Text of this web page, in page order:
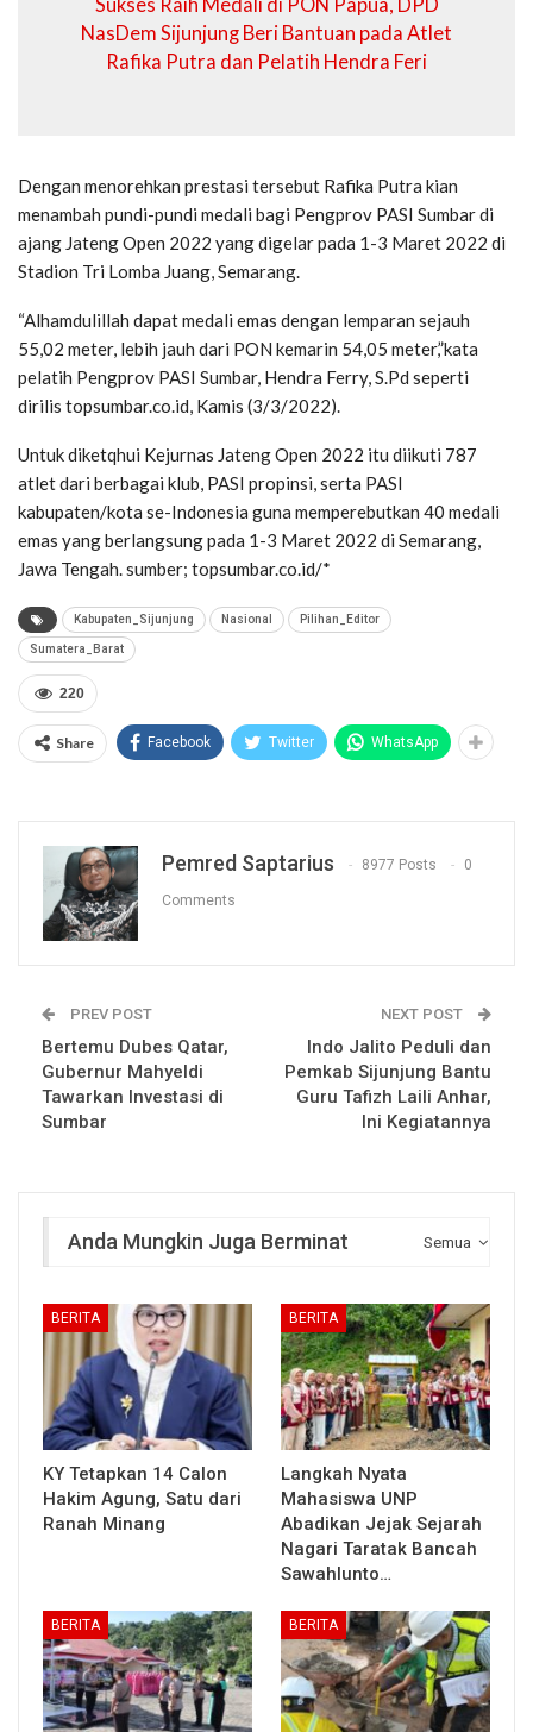
NasDem Sijunjung Beri Bantuan pada Atlet
Rafika Putra dan Pelatih Hendra Feri
Dengan menorehkan prestasi tersebut Rafika Putra kian
menambah pundi-pundi medali bagi Pengprov PASI Sumbar di
ajang Jateng Open 2022 yang digelar pada 1-3 Maret 2022 di
Stadion Tri Lomba Juang, Semarang.
“Alhamdulillah dapat medali emas dengan lemparan sejauh
55,02 meter, lebih jauh dari PON kemarin 54,05 meter,”kata
pelatih Pengprov PASI Sumbar, Hendra Ferry, S.Pd seperti
dirilis topsumbar.co.id, Kamis (3/3/2022).
Untuk diketqhui Kejurnas Jateng Open 2022 itu diikuti 787
atlet dari berbagai klub, PASI propinsi, serta PASI
kabupaten/kota se-Indonesia guna memperebutkan 40 medali
emas yang berlangsung pada 1-3 Maret 2022 di Semarang,
Jawa Tengah. sumber; topsumbar.co.id/*
Kabupaten_Sijunjung Nasional Pilihan_Editor
Sumatera_Barat
220
Share Facebook Twitter WhatsApp
Pemred Saptarius 8977 Posts 0
Comments
PREV POST
Bertemu Dubes Qatar,
Gubernur Mahyeldi
Tawarkan Investasi di
Sumbar
NEXT POST
Indo Jalito Peduli dan
Pemkab Sijunjung Bantu
Guru Tafizh Laili Anhar,
Ini Kegiatannya
Semua
Anda Mungkin Juga Berminat
BERITA
KY Tetapkan 14 Calon
Hakim Agung, Satu dari
Ranah Minang
BERITA
Langkah Nyata
Mahasiswa UNP
Abadikan Jejak Sejarah
Nagari Taratak Bancah
Sawahlunto…
BERITA BERITA